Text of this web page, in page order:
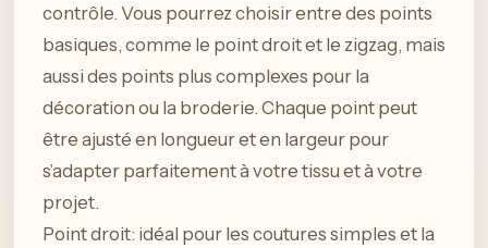
contrôle. Vous pourrez choisir entre des points
basiques, comme le point droit et le zigzag, mais
aussi des points plus complexes pour la
décoration ou la broderie. Chaque point peut
être ajusté en longueur et en largeur pour
s’adapter parfaitement à votre tissu et à votre
projet.
Point droit: idéal pour les coutures simples et la